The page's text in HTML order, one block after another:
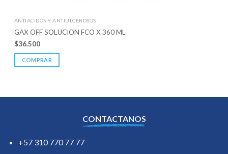
ANTIÁCIDOS Y ANTIULCEROSOS
GAX OFF SOLUCION FCO X 360 ML
$36.500
COMPRAR
CONTACTANOS
+57 310 770 77 77